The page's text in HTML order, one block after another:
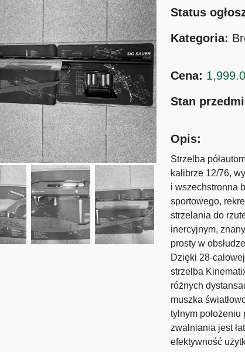
Status
Kategoria:
Cena:
Stan
Opis:
Strzelba
kalibrze 12/76,
i wszechstronna
sportowego,
strzelania do
inercyjnym,
prosty w
Dzięki 28-
strzelba
różnych
muszka
tylnym
zwalniania jest
efektywność